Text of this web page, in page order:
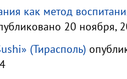
как метод
20 ноября,
(Тирасполь)